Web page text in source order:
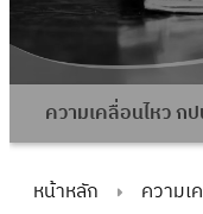
ความเคลื่อนไหว ก
หน้าหลัก ความเ